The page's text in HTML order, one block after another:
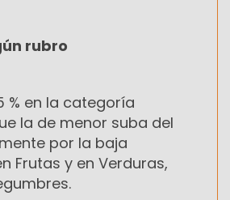
rubro
% en la categoría
la de menor suba del
por la baja
Frutas y en Verduras,